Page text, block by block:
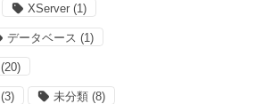
XServer (1)
データベース (1)
(20)
(3) 未分類 (8)